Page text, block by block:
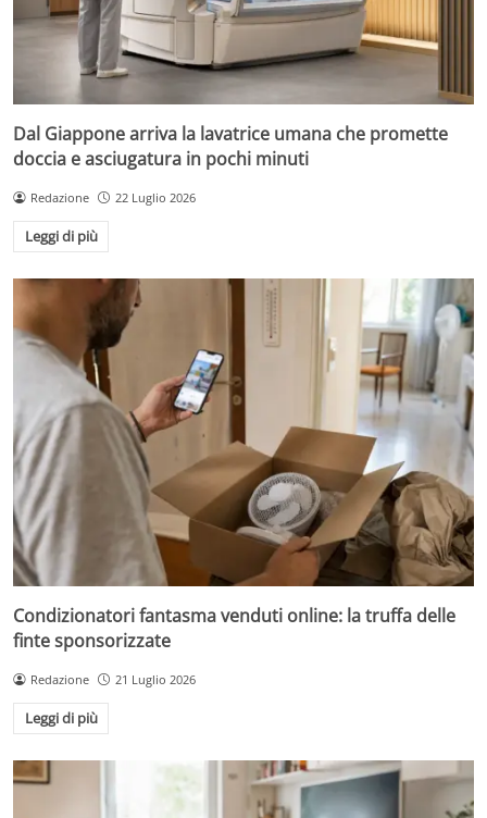
Dal Giappone arriva la lavatrice umana che promette
doccia e asciugatura in pochi minuti
Redazione 22 Luglio 2026
Leggi di più
Condizionatori fantasma venduti online: la truffa delle
finte sponsorizzate
Redazione 21 Luglio 2026
Leggi di più